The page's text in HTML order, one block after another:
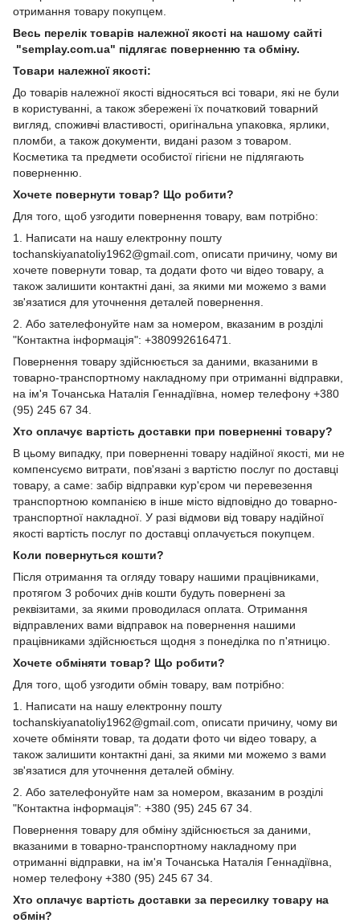
отримання товару покупцем.
Весь перелік товарів належної якості на нашому сайті
"semplay.com.ua" підлягає поверненню та обміну.
Товари належної якості:
До товарів належної якості відносяться всі товари, які не були
в користуванні, а також збережені їх початковий товарний
вигляд, споживчі властивості, оригінальна упаковка, ярлики,
пломби, а також документи, видані разом з товаром.
Косметика та предмети особистої гігієни не підлягають
поверненню.
Хочете повернути товар? Що робити?
Для того, щоб узгодити повернення товару, вам потрібно:
1. Написати на нашу електронну пошту
tochanskiyanatoliy1962@gmail.com, описати причину, чому ви
хочете повернути товар, та додати фото чи відео товару, а
також залишити контактні дані, за якими ми можемо з вами
зв'язатися для уточнення деталей повернення.
2. Або зателефонуйте нам за номером, вказаним в розділі
"Контактна інформація": +380992616471.
Повернення товару здійснюється за даними, вказаними в
товарно-транспортному накладному при отриманні відправки,
на ім'я Точанська Наталія Геннадіївна, номер телефону +380
(95) 245 67 34.
Хто оплачує вартість доставки при поверненні товару?
В цьому випадку, при поверненні товару надійної якості, ми не
компенсуємо витрати, пов'язані з вартістю послуг по доставці
товару, а саме: забір відправки кур'єром чи перевезення
транспортною компанією в інше місто відповідно до товарно-
транспортної накладної. У разі відмови від товару надійної
якості вартість послуг по доставці оплачується покупцем.
Коли повернуться кошти?
Після отримання та огляду товару нашими працівниками,
протягом 3 робочих днів кошти будуть повернені за
реквізитами, за якими проводилася оплата. Отримання
відправлених вами відправок на повернення нашими
працівниками здійснюється щодня з понеділка по п'ятницю.
Хочете обміняти товар? Що робити?
Для того, щоб узгодити обмін товару, вам потрібно:
1. Написати на нашу електронну пошту
tochanskiyanatoliy1962@gmail.com, описати причину, чому ви
хочете обміняти товар, та додати фото чи відео товару, а
також залишити контактні дані, за якими ми можемо з вами
зв'язатися для уточнення деталей обміну.
2. Або зателефонуйте нам за номером, вказаним в розділі
"Контактна інформація": +380 (95) 245 67 34.
Повернення товару для обміну здійснюється за даними,
вказаними в товарно-транспортному накладному при
отриманні відправки, на ім'я Точанська Наталія Геннадіївна,
номер телефону +380 (95) 245 67 34.
Хто оплачує вартість доставки за пересилку товару на
обмін?